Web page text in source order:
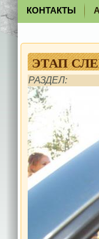
КОНТАКТЫ
ЭТАП
РАЗДЕЛ: